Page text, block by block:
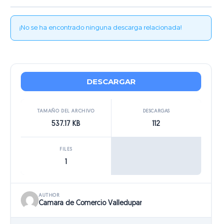
¡No se ha encontrado ninguna descarga relacionada!
DESCARGAR
TAMAÑO DEL ARCHIVO
537.17 KB
DESCARGAS
112
FILES
AUTHOR
Camara de Comercio Valledupar